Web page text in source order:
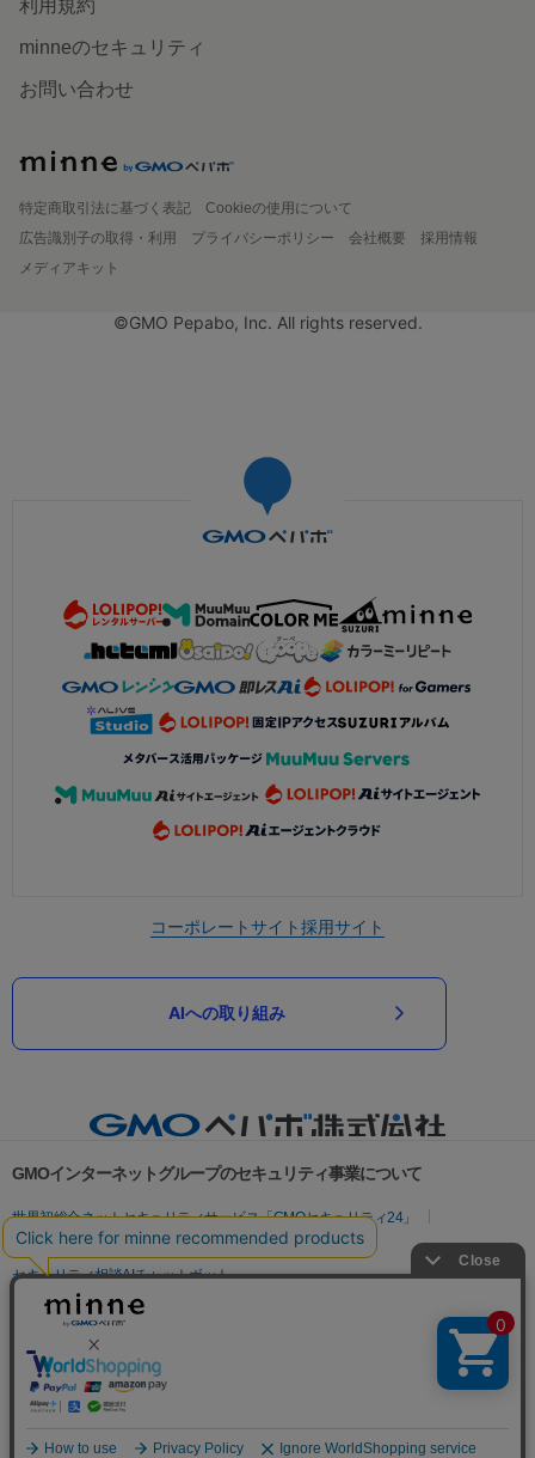
利用規約
minneのセキュリティ
お問い合わせ
特定商取引法に基づく表記
Cookieの使用について
広告識別子の取得・利用
プライバシーポリシー 会社概要
採用情報
メディアキット
©GMO Pepabo, Inc. All rights reserved.
コーポレートサイト採用サイト
AIへの取り組み
GMOインターネットグループのセキュリティ事業について
世界初総合ネットセキュリティサービス「GMOセキュリティ24」
パスワード漏洩診断
Webサイトリスク診断
セキュリティ相談AIチャットボット
実在証明・盗聴対策
サイバー攻撃対策（GMO Flatt Security）
セキュリティ事業の軌跡